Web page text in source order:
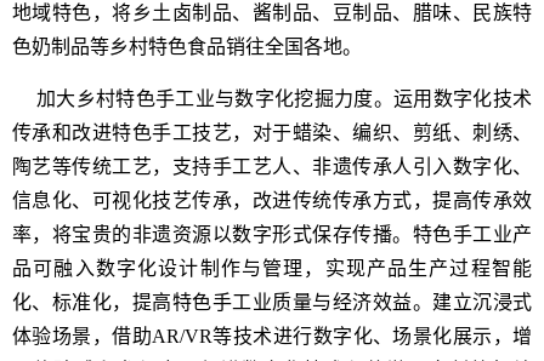
地域特色，将乡土卤制品、酱制品、豆制品、腊味、民族特
色奶制品等乡村特色食品销往全国各地。
加大乡村特色手工业与数字化挖掘力度。运用数字化技术
传承和改进特色手工技艺，对于蜡染、编织、剪纸、刺绣、
陶艺等传统工艺，支持手工艺人、非遗传承人引入数字化、
信息化、可视化技艺传承，改进传统传承方式，提高传承效
率，将宝贵的非遗资源以数字形式保存传播。特色手工业产
品可融入数字化设计制作与管理，实现产品生产过程智能
化、标准化，提高特色手工业质量与经济效益。建立沉浸式
体验场景，借助AR/VR等技术进行数字化、场景化展示，增